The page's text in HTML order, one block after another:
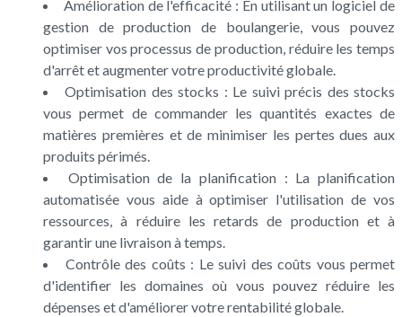
Amélioration de l'efficacité : En utilisant un logiciel de
gestion de production de boulangerie, vous pouvez
optimiser vos processus de production, réduire les temps
d'arrêt et augmenter votre productivité globale.
Optimisation des stocks : Le suivi précis des stocks
vous permet de commander les quantités exactes de
matières premières et de minimiser les pertes dues aux
produits périmés.
Optimisation de la planification : La planification
automatisée vous aide à optimiser l'utilisation de vos
ressources, à réduire les retards de production et à
garantir une livraison à temps.
Contrôle des coûts : Le suivi des coûts vous permet
d'identifier les domaines où vous pouvez réduire les
dépenses et d'améliorer votre rentabilité globale.